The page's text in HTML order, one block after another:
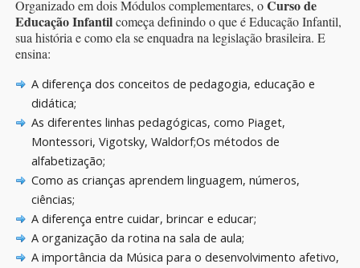
Organizado em dois Módulos complementares, oCurso de
Educação Infantilcomeça definindo o que é Educação Infantil,
sua história e como ela se enquadra na legislação brasileira. E
ensina:
A diferença dos conceitos de pedagogia, educação e
didática;
As diferentes linhas pedagógicas, como Piaget,
Montessori, Vigotsky, Waldorf;Os métodos de
alfabetização;
Como as crianças aprendem linguagem, números,
ciências;
A diferença entre cuidar, brincar e educar;
A organização da rotina na sala de aula;
A importância da Música para o desenvolvimento afetivo,